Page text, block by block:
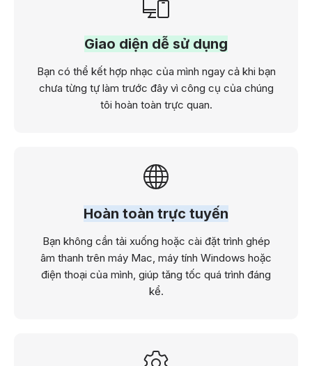
Giao diện dễ sử dụng
Bạn có thể kết hợp nhạc của mình ngay cả khi bạn
chưa từng tự làm trước đây vì công cụ của chúng
tôi hoàn toàn trực quan.
Hoàn toàn trực tuyến
Bạn không cần tải xuống hoặc cài đặt trình ghép
âm thanh trên máy Mac, máy tính Windows hoặc
điện thoại của mình, giúp tăng tốc quá trình đáng
kể.